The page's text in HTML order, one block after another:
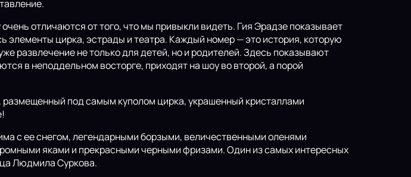
отличаются от того, что мы привыкли видеть. Гия Эрадзе показывает
элементы цирка, эстрады и театра. Каждый номер — это история, которую
развлечение не только для детей, но и родителей. Здесь показывают
в неподдельном восторге, приходят на шоу во второй, а порой
под самым куполом цирка, украшенный кристаллами
с ее снегом, легендарными борзыми, величественными оленями
яками и прекрасными черными фризами. Один из самых интересных
Людмила Суркова.